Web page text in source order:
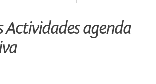
Actividades agenda